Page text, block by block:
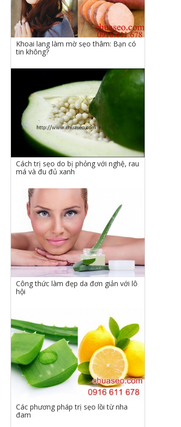
Khoai lang làm mờ sẹo thâm: Bạn có
tin không?
Cách trị sẹo do bị phỏng với nghệ, rau
má và đu đủ xanh
Công thức làm đẹp da đơn giản với lô
hội
Các phương pháp trị sẹo lồi từ nha
đam